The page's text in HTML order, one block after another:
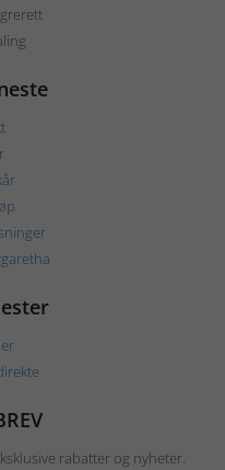
rabatter og nyheter.